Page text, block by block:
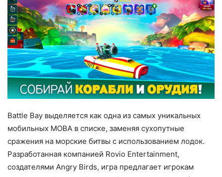
Battle Bay выделяется как одна из самых уникальных
мобильных MOBA в списке, заменяя сухопутные
сражения на морские битвы с использованием лодок.
Разработанная компанией Rovio Entertainment,
создателями Angry Birds, игра предлагает игрокам